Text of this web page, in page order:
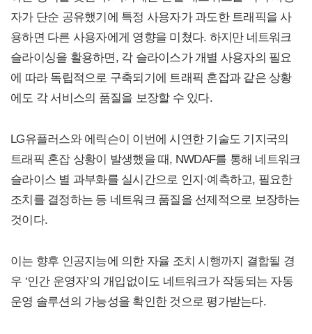
자가 단순 공유했기에 특정 사용자가 과도한 트래픽을 사
용하면 다른 사용자에게 영향을 미쳤다. 하지만 네트워크
슬라이싱을 활용하면, 각 슬라이스가 개별 사용자의 필요
에 따라 독립적으로 구축되기에 트래픽 혼잡과 같은 상황
에도 각 서비스의 품질을 보장할 수 있다.
LG유플러스와 에릭슨이 이번에 시연한 기술도 기지국의
트래픽 혼잡 상황이 발생했을 때, NWDAF를 통해 네트워크
슬라이스 별 과부화를 실시간으로 인지·예측하고, 필요한
조치를 결정하는 등 네트워크 품질을 선제적으로 보장하는
것이다.
이는 향후 인공지능에 의한 자율 조치 시행까지 결합될 경
우 ‘인간 운영자’의 개입없이도 네트워크가 작동되는 자동
운영 솔루션의 가능성을 확인한 것으로 평가받는다.